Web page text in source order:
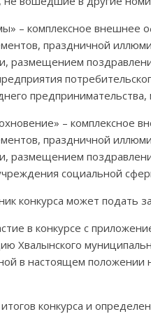
– комплексное внешнее
праздничной
размещением
– комплексное
праздничной
размещением
социальной
конкурса может подать
в конкурсе с
Хвалынского
в настоящем положении
конкурса и